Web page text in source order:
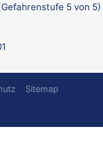
5 von 5)
Sitemap